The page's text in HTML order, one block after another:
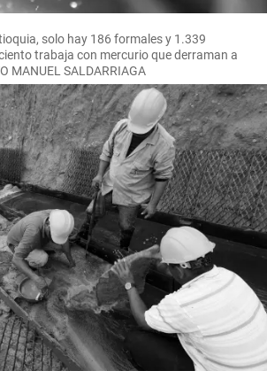
solo hay 186 formales y 1.339
trabaja con mercurio que derraman a
MANUEL SALDARRIAGA